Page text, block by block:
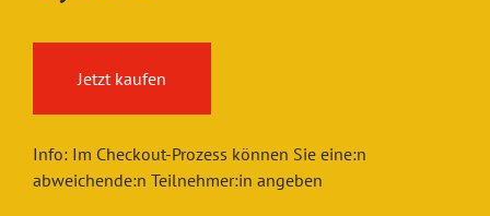
Jetzt kaufen
Info: Im Checkout-Prozess können Sie eine:n
abweichende:n Teilnehmer:in angeben